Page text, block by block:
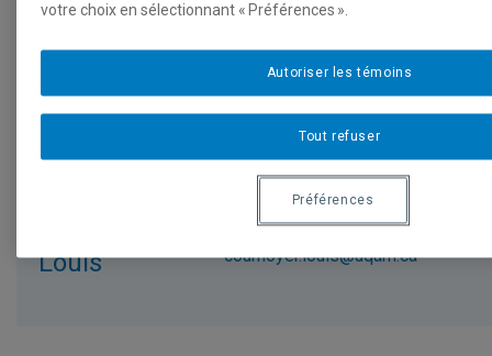
Yves
Louis
cournoyer.louis@uqam.ca
votre choix en sélectionnant « Préférences ».
Tout refuser
Autoriser les témoins
Préférences